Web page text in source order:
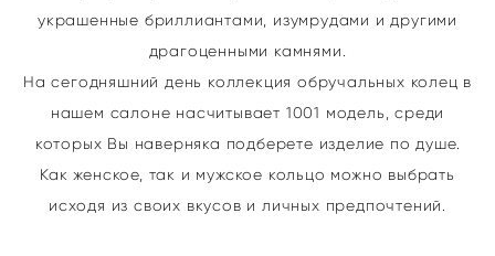
украшенные бриллиантами, изумрудами и другими
драгоценными камнями.
На сегодняшний день коллекция обручальных колец в
нашем салоне насчитывает 1001 модель, среди
которых Вы наверняка подберете изделие по душе.
Как женское, так и мужское кольцо можно выбрать
исходя из своих вкусов и личных предпочтений.